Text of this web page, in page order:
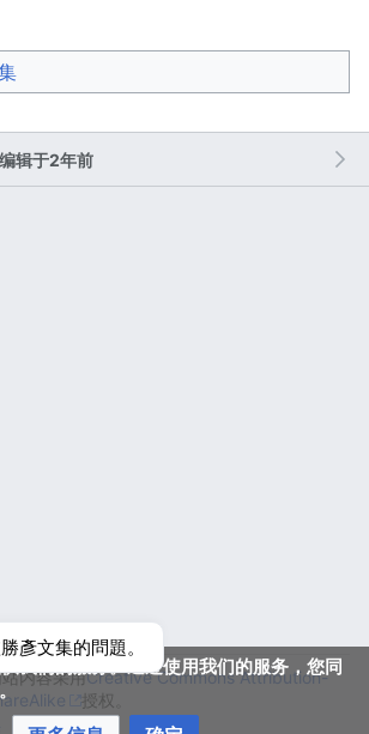
辑于2年前
我们的服务。通过使用我们的服务，您同
内容采用Creative Commons Attribution-
授权。
彥文集的問題。